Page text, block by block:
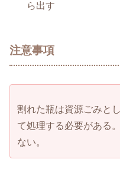
ら出す
注意事項
割れた瓶は資源ごみと
て処理する必要がある
ない。